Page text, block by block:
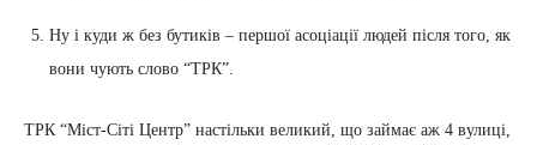
Ну і куди ж без бутиків – першої асоціації людей після того, як
вони чують слово “ТРК”.
ТРК “Міст-Сіті Центр” настільки великий, що займає аж 4 вулиці,